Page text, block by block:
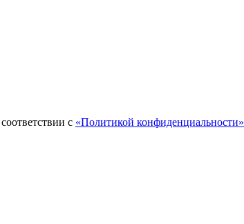
с «Политикой конфиденциальности»